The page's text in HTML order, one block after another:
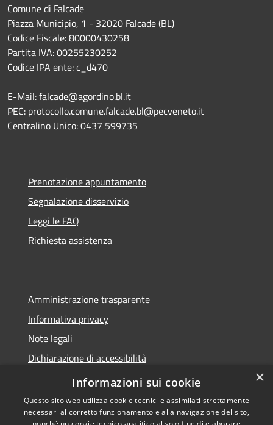
Comune di Falcade
Piazza Municipio, 1 - 32020 Falcade (BL)
Codice Fiscale: 80000430258
Partita IVA: 00255230252
Codice IPA ente: c_d470
E-Mail: falcade@agordino.bl.it
PEC: protocollo.comune.falcade.bl@pecveneto.it
Centralino Unico: 0437 599735
Prenotazione appuntamento
Segnalazione disservizio
Leggi le FAQ
Richiesta assistenza
Amministrazione trasparente
Informativa privacy
Note legali
Dichiarazione di accessibilità
Dichiarazione di accessibilità App Municipium
×
Informazioni sui cookie
Questo sito web utilizza cookie tecnici e assimilati strettamente
necessari al corretto funzionamento e alla navigazione del sito,